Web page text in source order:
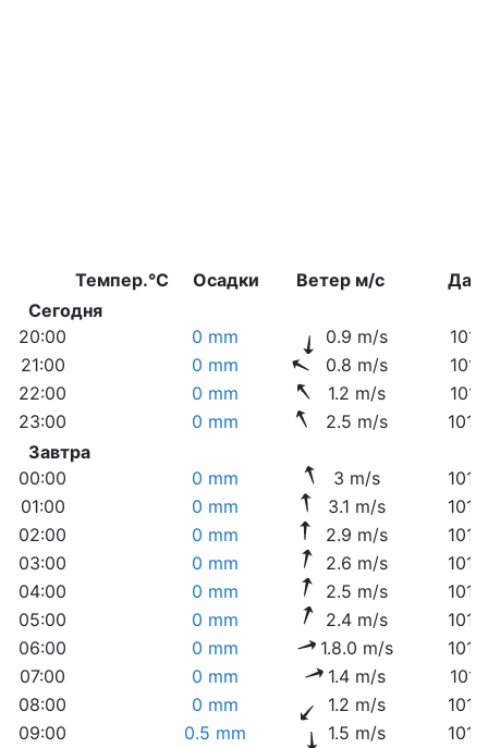
Темпер.°C Осадки Ветер м/с
Сегодня
20:00
0 mm 0.9 m/s
21:00
0 mm 0.8 m/s
22:00
0 mm 1.2 m/s
23:00
0 mm 2.5 m/s
Завтра
00:00
0 mm 3 m/s
01:00
0 mm 3.1 m/s
02:00
0 mm 2.9 m/s
03:00
0 mm 2.6 m/s
04:00
0 mm 2.5 m/s
05:00
0 mm 2.4 m/s
06:00
0 mm 1.8.0 m/s
07:00
0 mm 1.4 m/s
08:00
0 mm 1.2 m/s
09:00
0.5 mm 1.5 m/s